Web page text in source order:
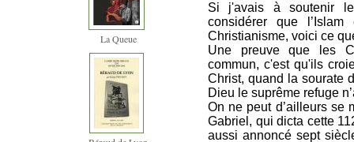
La Queue
Si j'avais à soutenir
considérer que
Christianisme, voici ce
Une preuve que les
commun, c'est qu'ils
Christ, quand la sourate
Dieu le suprême refuge
On ne peut d’ailleurs se
Gabriel, qui dicta cette
aussi annoncé sept